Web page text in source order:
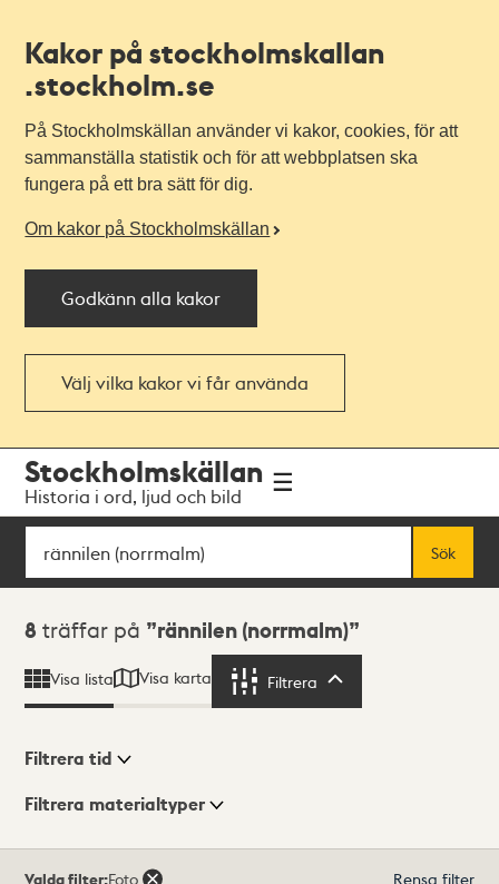
Kakor på stockholmskallan
.stockholm.se
På Stockholmskällan använder vi kakor, cookies, för att
sammanställa statistik och för att webbplatsen ska
fungera på ett bra sätt för dig.
Om kakor på Stockholmskällan
Godkänn alla kakor
Välj vilka kakor vi får använda
navigationen
huvudinnehållet
Stockholmskällan
Historia i ord, ljud och bild
Sök
Sök
Sökresultat
8 träffar på rännilen (norrmalm)
Visa lista Visa karta Filtrera
Visningsläge
Filtrera tid
Filtrera materialtyper
Valda filter:Foto Rensa filter